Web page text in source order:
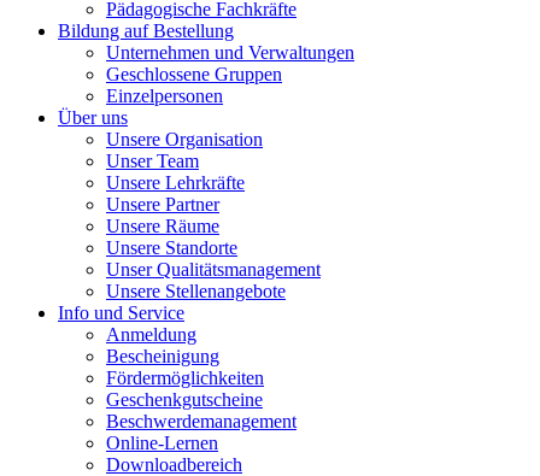
Pädagogische Fachkräfte
Bildung auf Bestellung
Unternehmen und Verwaltungen
Geschlossene Gruppen
Einzelpersonen
Über uns
Unsere Organisation
Unser Team
Unsere Lehrkräfte
Unsere Partner
Unsere Räume
Unsere Standorte
Unser Qualitätsmanagement
Unsere Stellenangebote
Info und Service
Anmeldung
Bescheinigung
Fördermöglichkeiten
Geschenkgutscheine
Beschwerdemanagement
Online-Lernen
Downloadbereich